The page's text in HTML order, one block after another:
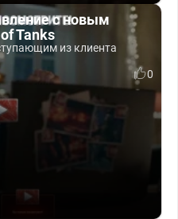
с новым
Tanks
из клиента
0